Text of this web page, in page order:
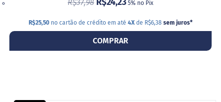
R$37,98 R$24,23 5% no Pix
R$25,50 no cartão de crédito em até 4X de R$6,38 sem juros*
COMPRAR